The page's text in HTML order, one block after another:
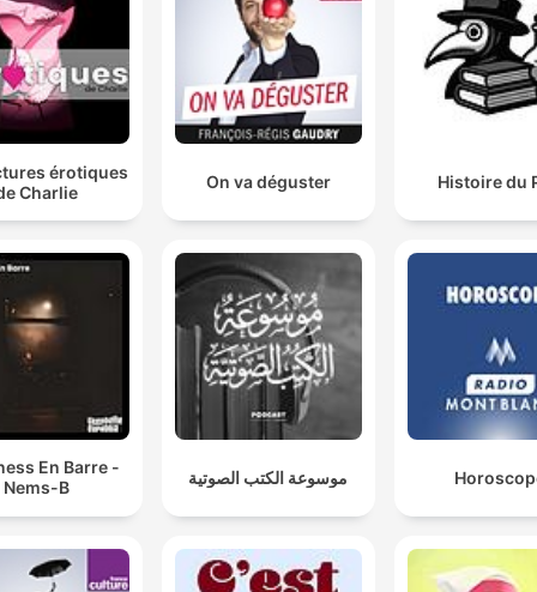
érotiques
Charlie
On va déguster Histoire du
En Barre -
Nems-B
موسوعة الكتب الصوتية